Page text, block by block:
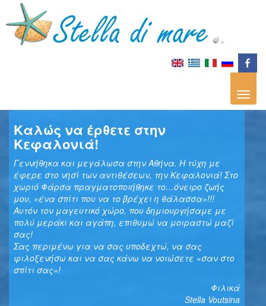
Καλώς να έρθετε στην
Κεφαλονιά!
Γεννήθηκα και μεγάλωσα στην Αθήνα. Η τύχη με
έφερε στο νησί των αντιθέσεων, την Κεφαλονιά! Στο
χωριό Φάρσα πραγματοποιήθηκε το…όνειρο ζωής
μου, «ένα σπίτι που να το βρέχει η θάλασσα»!!!
Αυτόν τον μαγευτικό χώρο, που δημιουργήσαμε με
πολύ μεράκι και αγάπη, επιθυμώ να μοιραστώ μαζί
σας!
Σας περιμένω για να σας υποδεχτώ, να σας
φιλοξενήσω και να σας κάνω να νοιώσετε «σαν στο
σπίτι σας»!
Φιλικά
Stella Voutsina